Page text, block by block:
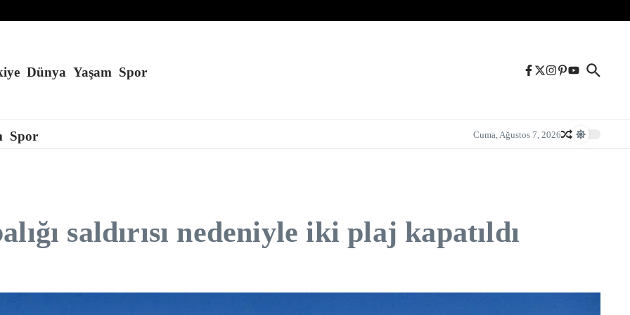
Dünya Yaşam Spor
Spor Cuma, Ağustos 7, 2026
saldırısı nedeniyle iki plaj kapatıldı